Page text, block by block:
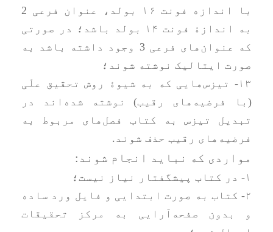
با اندازه فونت ۱۶ بولد، عنوان فرعی 2
به اندازۀ فونت ۱۴ بولد باشد؛ در صورتی
که عنوان‌های فرعی 3 وجود داشته باشد به
صورت ایتالیک نوشته شوند؛
۱۳- تیزس‌هایی که به شیوۀ روش تحقیق علّی
(با فرضیه‌های رقیب) نوشته شده‌اند در
تبدیل تیزس به کتاب فصل‌های مربوط به
فرضیه‌های رقیب حذف شوند.
مواردی که نباید انجام شوند:
۱- در کتاب پیشگفتار نیاز نیست؛
۲- کتاب به صورت ابتدایی و فایل ورد ساده
و بدون صفحه‌آرایی به مرکز تحقیقات